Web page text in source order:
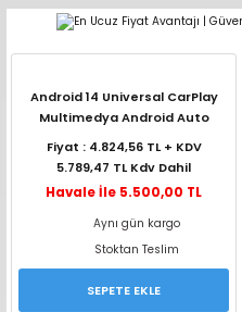
Geri Dön
Geri Dön
Geri Dön
Geri Dön
Hoparlör Takımları
Hoparlör Takımları
Hoparlör Takımları
Hoparlör Takımları
Geri Dön
Geri Dön
Geri Dön
Geri Dön
İçinden Ekran Çıkan )
Geri Dön
Android 14 Universal CarPlay
Multimedya Android Auto
4GB+64GB Cadence G70
Fiyat : 4.824,56 TL + KDV
5.789,47 TL Kdv Dahil
Havale İle 5.500,00 TL
Aynı gün kargo
Stoktan Teslim
SEPETE EKLE